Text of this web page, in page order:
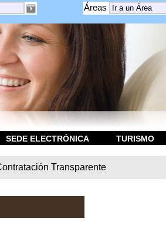
Áreas
SEDE ELECTRÓNICA TURISMO
Transparente